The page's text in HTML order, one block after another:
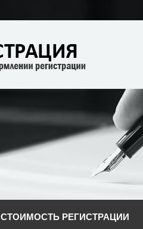
СТОИМОСТЬ РЕГИСТРАЦИИ